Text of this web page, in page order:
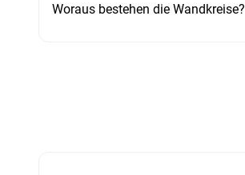
Woraus bestehen die Wandkreise?